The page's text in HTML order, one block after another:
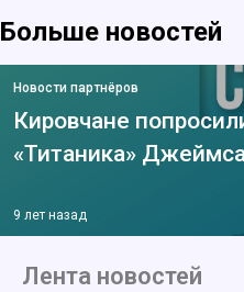
Больше новостей
Новости партнёров
Кировчане
«Титаника»
9 лет назад
Лента новостей